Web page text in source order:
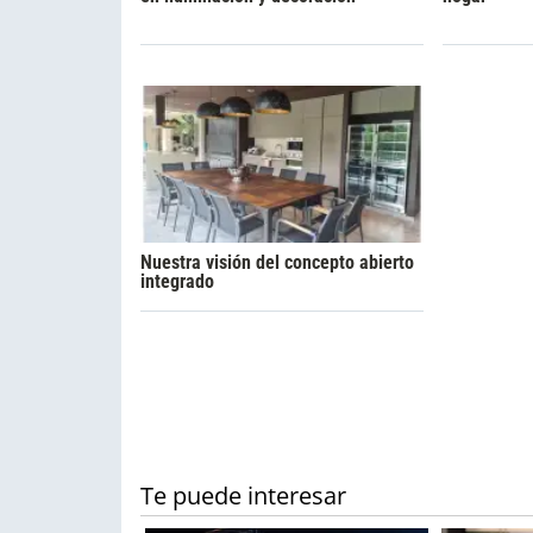
Nuestra visión del concepto abierto
integrado